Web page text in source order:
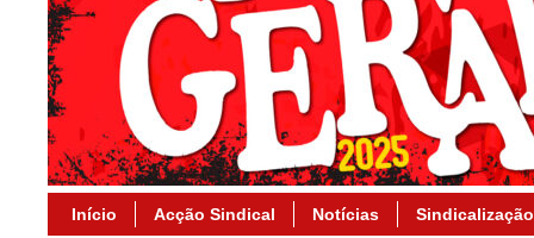
Início Acção Sindical Notícias Sindicalização